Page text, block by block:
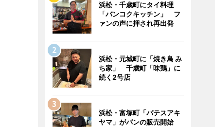
浜松・千歳町にタイ料理
「バンコクキッチン」 フ
ァンの声に押され再出発
浜松・元城町に「焼き鳥 み
ち家」 千歳町「味鶏」に
続く2号店
浜松・富塚町「パテスアキ
ヤマ」がパンの販売開始